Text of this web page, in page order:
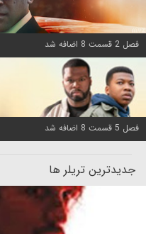
فصل 2 قسمت 8 اضافه شد
فصل 5 قسمت 8 اضافه شد
جدیدترین تریلر ها